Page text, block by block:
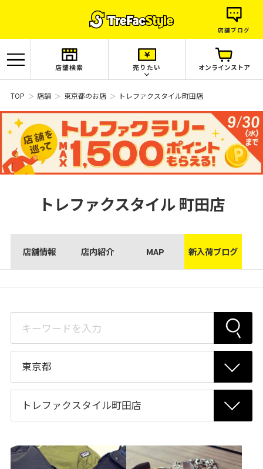
店舗ブログ
店舗検索 売りたい オンラインストア
TOP 店舗 東京都のお店 トレファクスタイル町田店
トレファクスタイル町田店
店舗情報 店内紹介 MAP 新入荷ブログ